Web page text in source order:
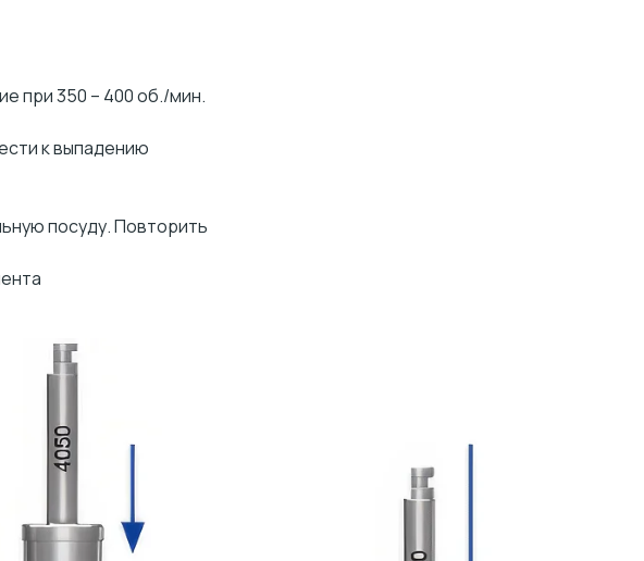
при 350 – 400 об./мин.
к выпадению
посуду. Повторить